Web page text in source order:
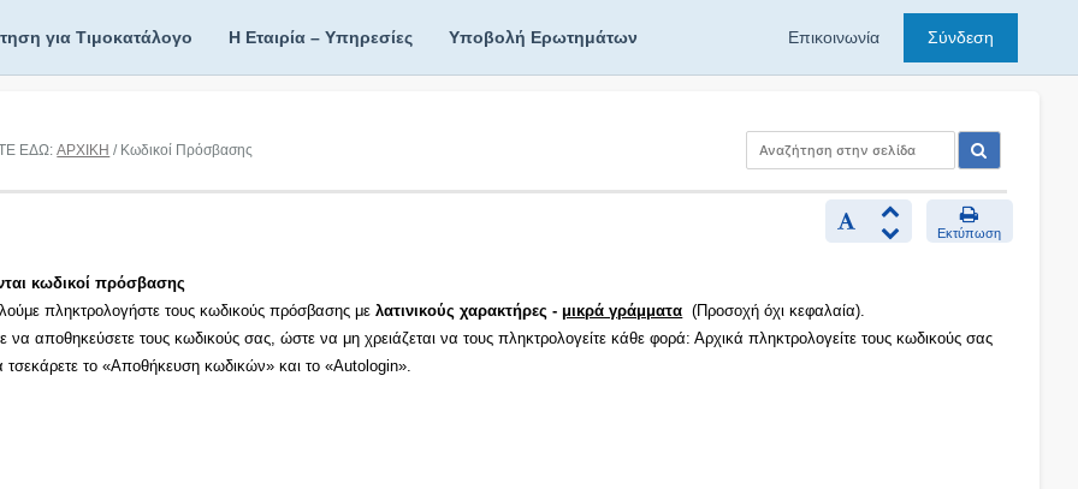
για Τιμοκατάλογο Η Εταιρία – Υπηρεσίες Υποβολή Ερωτημάτων Επικοινωνία Σύνδεση
ΕΔΩ:ΑΡΧΙΚΗ / Κωδικοί Πρόσβασης
Εκτύπωση
κωδικοί πρόσβασης
πληκτρολογήστε τους κωδικούς πρόσβασης μελατινικούς χαρακτήρες - μικρά γράμματα (Προσοχή όχι κεφαλαία).
να αποθηκεύσετε τους κωδικούς σας, ώστε να μη χρειάζεται να τους πληκτρολογείτε κάθε φορά: Αρχικά πληκτρολογείτε τους κωδικούς σας
τσεκάρετε το «Αποθήκευση κωδικών» και το «Autologin».